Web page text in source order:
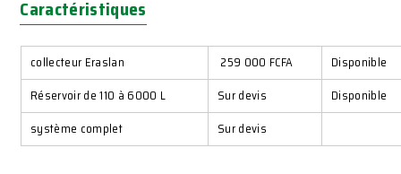
Caractéristiques
collecteur Eraslan 259 000 FCFA
Disponible
Réservoir de 110 à 6000 L
Sur devis
Disponible
système complet
Sur devis